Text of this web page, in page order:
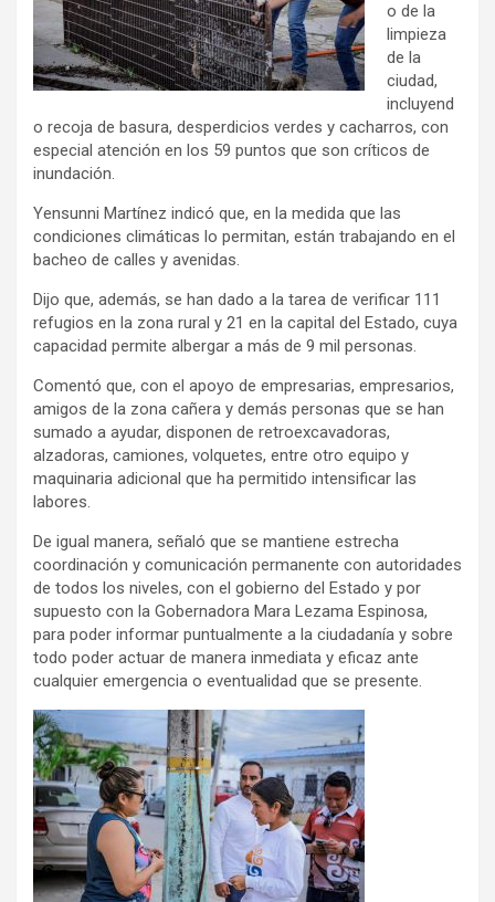
o de la
limpieza
de la
ciudad,
incluyend
o recoja de basura, desperdicios verdes y cacharros, con
especial atención en los 59 puntos que son críticos de
inundación.
Yensunni Martínez indicó que, en la medida que las
condiciones climáticas lo permitan, están trabajando en el
bacheo de calles y avenidas.
Dijo que, además, se han dado a la tarea de verificar 111
refugios en la zona rural y 21 en la capital del Estado, cuya
capacidad permite albergar a más de 9 mil personas.
Comentó que, con el apoyo de empresarias, empresarios,
amigos de la zona cañera y demás personas que se han
sumado a ayudar, disponen de retroexcavadoras,
alzadoras, camiones, volquetes, entre otro equipo y
maquinaria adicional que ha permitido intensificar las
labores.
De igual manera, señaló que se mantiene estrecha
coordinación y comunicación permanente con autoridades
de todos los niveles, con el gobierno del Estado y por
supuesto con la Gobernadora Mara Lezama Espinosa,
para poder informar puntualmente a la ciudadanía y sobre
todo poder actuar de manera inmediata y eficaz ante
cualquier emergencia o eventualidad que se presente.